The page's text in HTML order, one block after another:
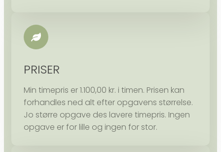
PRISER
Min timepris er 1.100,00 kr. i timen. Prisen kan
forhandles ned alt efter opgavens størrelse.
Jo større opgave des lavere timepris. Ingen
opgave er for lille og ingen for stor.